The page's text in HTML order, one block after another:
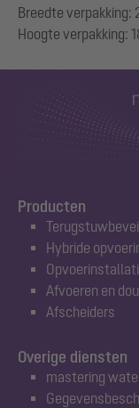
Breedte verpakking:
Producten
Hybride
Afvoeren en
Afscheiders
Overige diensten
mastering